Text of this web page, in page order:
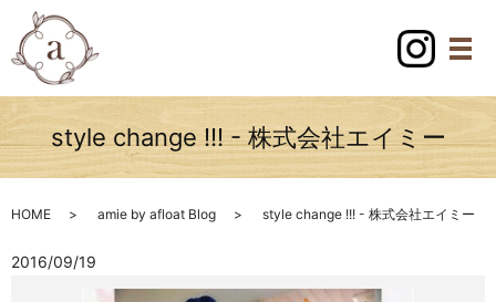
style change !!! - 株式会社エイミー
HOME amie by afloat Blog style change !!! - 株式会社エイミー
2016/09/19